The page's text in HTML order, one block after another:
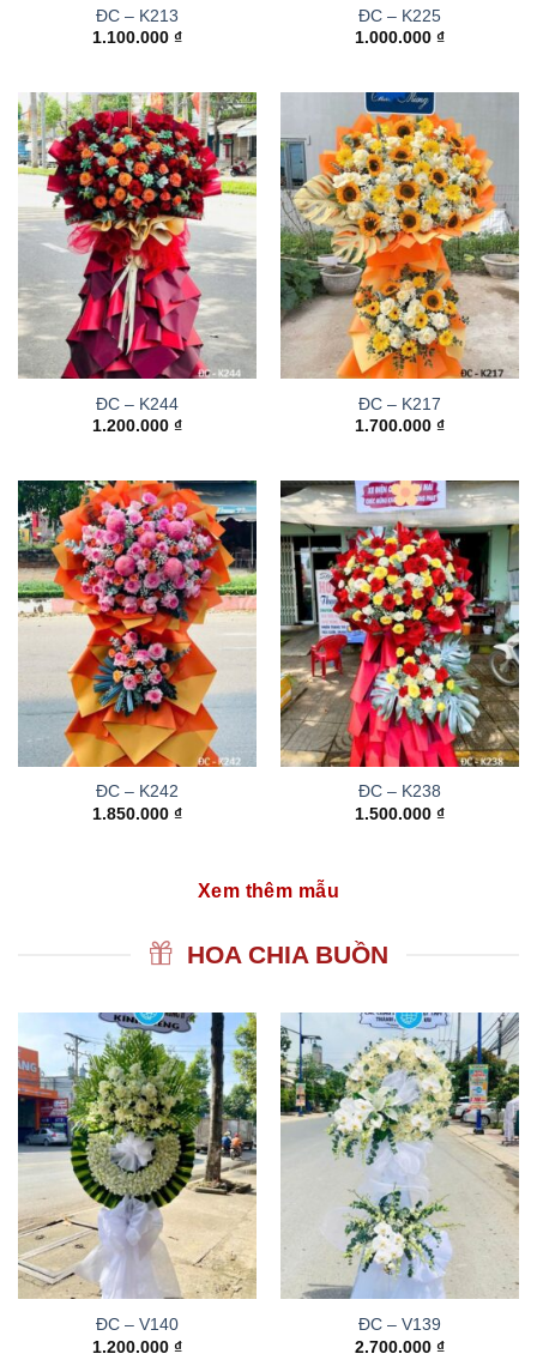
ĐC – K213
1.100.000 ₫
ĐC – K225
1.000.000 ₫
ĐC – K244
1.200.000 ₫
ĐC – K217
1.700.000 ₫
ĐC – K242
1.850.000 ₫
ĐC – K238
1.500.000 ₫
Xem thêm mẫu
HOA CHIA BUỒN
ĐC – V140
1.200.000 ₫
ĐC – V139
2.700.000 ₫